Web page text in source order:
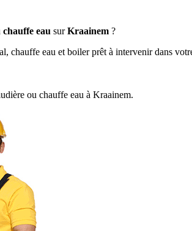
chauffe eau surKraainem ?
chauffe eau et boiler prêt à intervenir dans
ou chauffe eau à Kraainem.